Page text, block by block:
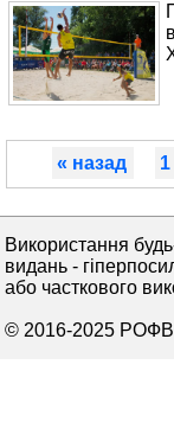
« назад 1
Використання
видань -
або часткового
© 2016-2025 РОФВ